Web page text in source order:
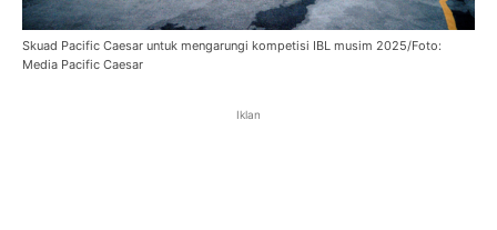
Skuad Pacific Caesar untuk mengarungi kompetisi IBL musim 2025/Foto:
Media Pacific Caesar
Iklan